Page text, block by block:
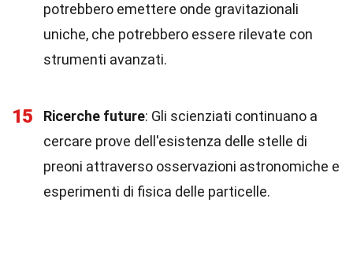
potrebbero emettere onde gravitazionali
uniche, che potrebbero essere rilevate con
strumenti avanzati.
15 Ricerche future: Gli scienziati continuano a
cercare prove dell'esistenza delle stelle di
preoni attraverso osservazioni astronomiche e
esperimenti di fisica delle particelle.